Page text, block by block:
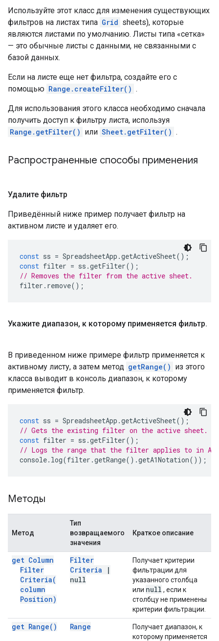
Используйте этот класс для изменения существующих
фильтров на листах типа Grid sheets), которые
являются листами по умолчанию. Листы типа «сетка»
— это обычные листы с данными, не связанными с
базой данных.
Если на листе еще нет фильтра, создайте его с
помощью Range.createFilter() .
Для использования этого класса необходимо сначала
получить доступ к фильтру листа, используя
Range.getFilter() или Sheet.getFilter() .
Распространенные способы применения
Удалите фильтр
Приведённый ниже пример получает фильтр на
активном листе и удаляет его.
const ss = SpreadsheetApp .getActiveSheet();
const filter = ss .getFilter();
// Removes the filter from the active sheet.
filter . remove();
Укажите диапазон, к которому применяется фильтр.
В приведенном ниже примере фильтр применяется к
активному листу, а затем метод getRange() из этого
класса выводит в консоль диапазон, к которому
применяется фильтр.
const ss = SpreadsheetApp .getActiveSheet();
// Gets the existing filter on the active sheet.
const filter = ss .getFilter();
// Logs the range that the filter applies to in A1
console. log(filter .getRange().getA1Notation());
Методы
Метод
Тип
возвращаемого
значения
Краткое описание
get Column
Filter
Criteria(
column
Position)
Filter
Criteria
|
null
Получает критерии
фильтрации для
указанного столбца
или null , если к
столбцу не применены
критерии фильтрации.
get Range( ) Range
Получает диапазон, к
которому применяется